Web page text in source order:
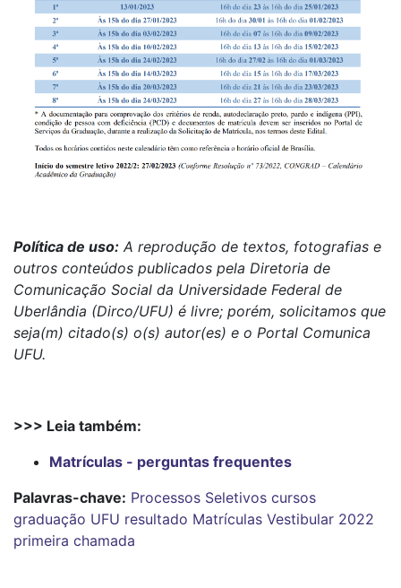
Política de uso: A reprodução de textos, fotografias e
outros conteúdos publicados pela Diretoria de
Comunicação Social da Universidade Federal de
Uberlândia (Dirco/UFU) é livre; porém, solicitamos que
seja(m) citado(s) o(s) autor(es) e o Portal Comunica
UFU.
>>> Leia também:
Matrículas - perguntas frequentes
Palavras-chave: Processos Seletivos cursos
graduação UFU resultado Matrículas Vestibular 2022
primeira chamada